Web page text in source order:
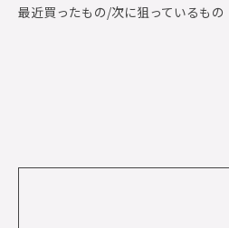
最近買ったもの/次に狙っているもの